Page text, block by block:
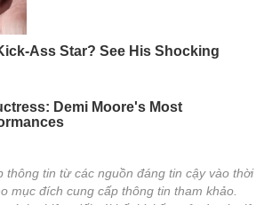
thông tin từ các nguồn đáng tin cậy vào thời
mục đích cung cấp thông tin tham khảo.